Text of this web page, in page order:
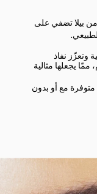
بيلا تضفي على
وتعزّز نفاذ
يجعلها مثالية
عدسات يومية متوفرة مع أو بدون